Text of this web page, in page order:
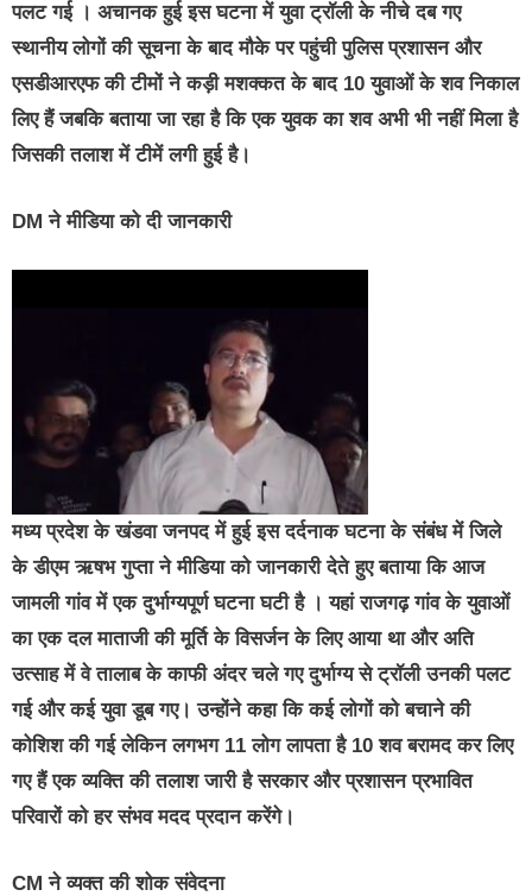
पलट गई । अचानक हुई इस घटना में युवा ट्रॉली के नीचे दब गए
स्थानीय लोगों की सूचना के बाद मौके पर पहुंची पुलिस प्रशासन और
एसडीआरएफ की टीमों ने कड़ी मशक्कत के बाद 10 युवाओं के शव निकाल
लिए हैं जबकि बताया जा रहा है कि एक युवक का शव अभी भी नहीं मिला है
जिसकी तलाश में टीमें लगी हुई है।
DM ने मीडिया को दी जानकारी
मध्य प्रदेश के खंडवा जनपद में हुई इस दर्दनाक घटना के संबंध में जिले
के डीएम ऋषभ गुप्ता ने मीडिया को जानकारी देते हुए बताया कि आज
जामली गांव में एक दुर्भाग्यपूर्ण घटना घटी है । यहां राजगढ़ गांव के युवाओं
का एक दल माताजी की मूर्ति के विसर्जन के लिए आया था और अति
उत्साह में वे तालाब के काफी अंदर चले गए दुर्भाग्य से ट्रॉली उनकी पलट
गई और कई युवा डूब गए। उन्होंने कहा कि कई लोगों को बचाने की
कोशिश की गई लेकिन लगभग 11 लोग लापता है 10 शव बरामद कर लिए
गए हैं एक व्यक्ति की तलाश जारी है सरकार और प्रशासन प्रभावित
परिवारों को हर संभव मदद प्रदान करेंगे।
CM ने व्यक्त की शोक संवेदना